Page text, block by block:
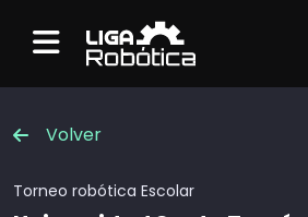
Menu
Volver
Torneo robótica Escolar